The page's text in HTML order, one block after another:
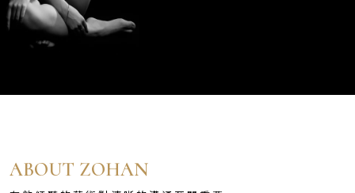
ABOUT ZOHAN